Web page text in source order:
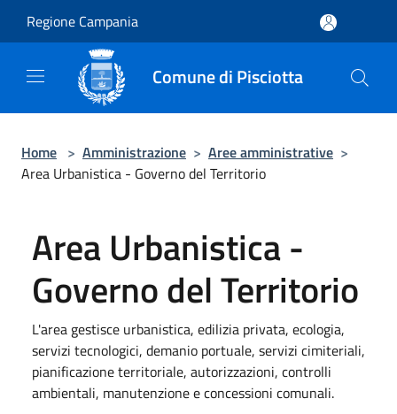
Regione Campania
Comune di Pisciotta
Home > Amministrazione > Aree amministrative >
Area Urbanistica - Governo del Territorio
Area Urbanistica -
Governo del Territorio
L'area gestisce urbanistica, edilizia privata, ecologia,
servizi tecnologici, demanio portuale, servizi cimiteriali,
pianificazione territoriale, autorizzazioni, controlli
ambientali, manutenzione e concessioni comunali.